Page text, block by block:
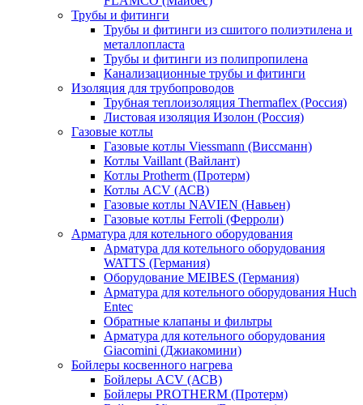
Трубы и фитинги
Трубы и фитинги из сшитого полиэтилена и
металлопласта
Трубы и фитинги из полипропилена
Канализационные трубы и фитинги
Изоляция для трубопроводов
Трубная теплоизоляция Thermaflex (Россия)
Листовая изоляция Изолон (Россия)
Газовые котлы
Газовые котлы Viessmann (Виссманн)
Котлы Vaillant (Вайлант)
Котлы Protherm (Протерм)
Котлы ACV (АСВ)
Газовые котлы NAVIEN (Навьен)
Газовые котлы Ferroli (Ферроли)
Арматура для котельного оборудования
Арматура для котельного оборудования
WATTS (Германия)
Оборудование MEIBES (Германия)
Арматура для котельного оборудования Huch
Entec
Обратные клапаны и фильтры
Арматура для котельного оборудования
Giacomini (Джиакомини)
Бойлеры косвенного нагрева
Бойлеры ACV (АСВ)
Бойлеры PROTHERM (Протерм)